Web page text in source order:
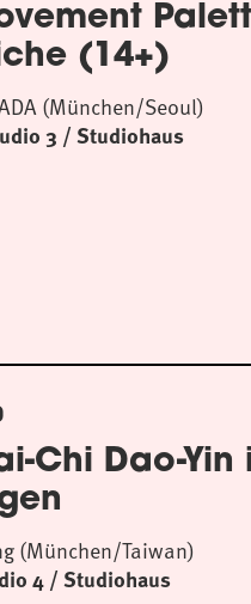
(14+)
3 / Studiohaus
(München/Seoul)
Chi Dao-Yin
4 / Studiohaus
(München/Taiwan)